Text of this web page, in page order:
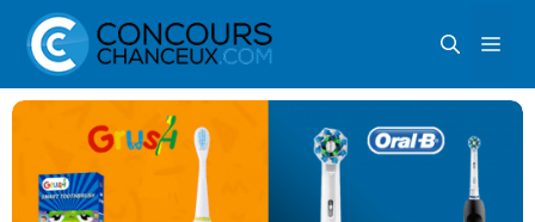
Aller
contenu